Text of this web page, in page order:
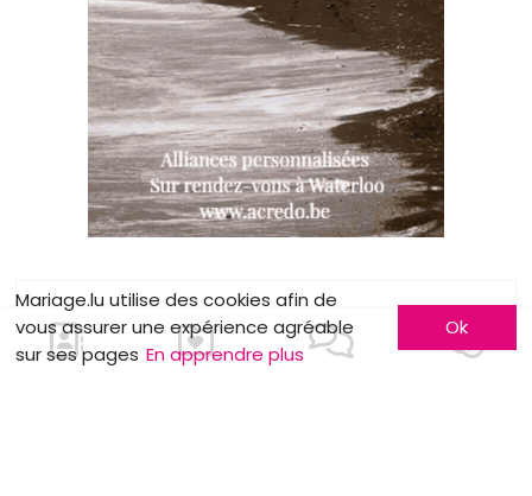
LES BONS PLANS
Mariage.lu utilise des cookies afin de
vous assurer une expérience agréable
sur ses pages En apprendre plus
Ok